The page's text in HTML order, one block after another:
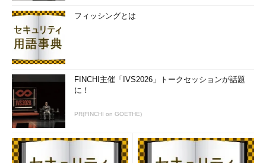
フィッシングとは
FINCHI主催「IVS2026」トークセッションが話題
に！
PR(FINCHI on GOETHE)